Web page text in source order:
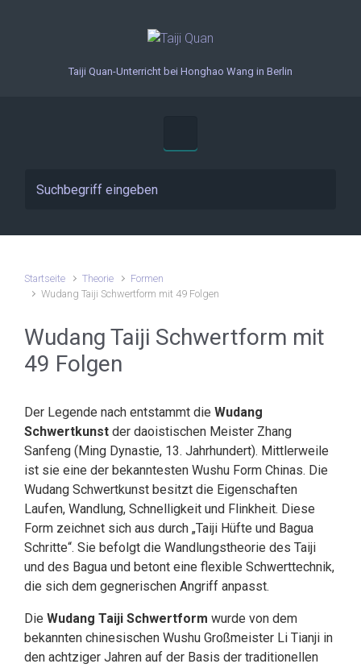
Taiji Quan-Unterricht bei Honghao Wang in Berlin
Startseite Theorie
Formen
Wudang Taiji Schwertform mit 49 Folgen
Wudang Taiji Schwertform mit
49 Folgen
Der Legende nach entstammt die Wudang
Schwertkunst der daoistischen Meister Zhang
Sanfeng (Ming Dynastie, 13. Jahrhundert). Mittlerweile
ist sie eine der bekanntesten Wushu Form Chinas. Die
Wudang Schwertkunst besitzt die Eigenschaften
Laufen, Wandlung, Schnelligkeit und Flinkheit. Diese
Form zeichnet sich aus durch „Taiji Hüfte und Bagua
Schritte“. Sie befolgt die Wandlungstheorie des Taiji
und des Bagua und betont eine flexible Schwerttechnik,
die sich dem gegnerischen Angriff anpasst.
Die Wudang Taiji Schwertform wurde von dem
bekannten chinesischen Wushu Großmeister Li Tianji in
den achtziger Jahren auf der Basis der traditionellen